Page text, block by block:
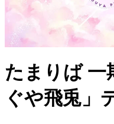
たまりば 一
ぐや飛兎」